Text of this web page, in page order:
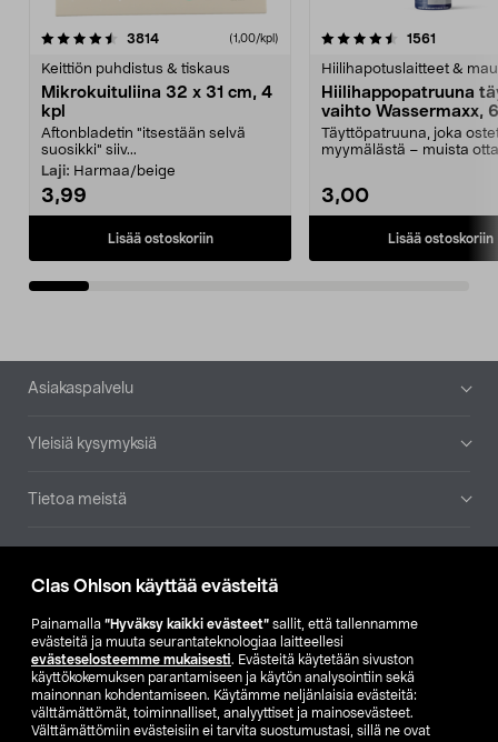
Clas Ohlson käyttää evästeitä
Painamalla ”Hyväksy kaikki evästeet” sallit, että tallennamme
evästeitä ja muuta seurantateknologiaa laitteellesi
evästeselosteemme mukaisesti. Evästeitä käytetään sivuston
käyttökokemuksen parantamiseen ja käytön analysointiin sekä
mainonnan kohdentamiseen. Käytämme neljänlaisia evästeitä:
välttämättömät, toiminnalliset, analyyttiset ja mainosevästeet.
Välttämättömiin evästeisiin ei tarvita suostumustasi, sillä ne ovat
3814arvostelut (1,00/kpl)
Keittiön puhdistus & tiskaus
Mikrokuituliina 32 x 31 cm, 4
kpl
Aftonbladetin "itsestään selvä
suosikki" siiv...
Laji: Harmaa/beige
3,99
Lisää ostoskoriin
4.5viidestä
1561
Hiilihapotuslaitteet &
Hiilihappopatruuna
vaihto Wassermaxx,
Täyttöpatruuna, joka
myymälästä – muista
3,00
Lisää ostoskoriin
4.5viidestä
Alatunniste
Asiakaspalvelu
Yleisiä kysymyksiä
Tietoa meistä
Etsi myymälä
SE NO FI